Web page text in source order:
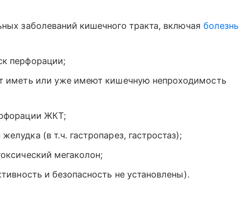
заболеваний кишечного тракта, включая болезнь
перфорации;
иметь или уже имеют кишечную непроходимость
ЖКТ;
(в т.ч. гастропарез, гастростаз);
мегаколон;
и безопасность не установлены).